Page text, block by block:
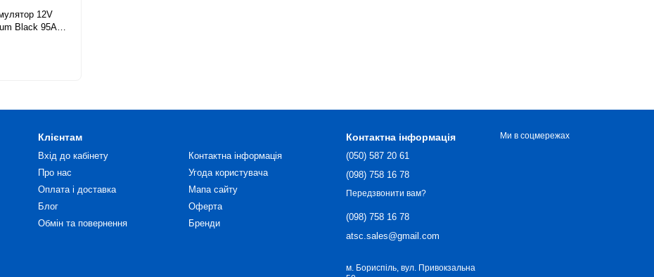
12V
Black 95Ah
Клієнтам
Вхід до кабінету
Про нас
Оплата і доставка
Блог
Обмін та повернення
Контактна інформація
Угода користувача
Мапа сайту
Оферта
Бренди
Контактна інформація
(050) 587 20 61
(098) 758 16 78
Передзвонити вам?
(098) 758 16 78
atsc.sales@gmail.com
м. Бориспіль, вул. Привокзальна
Ми в соцмережах